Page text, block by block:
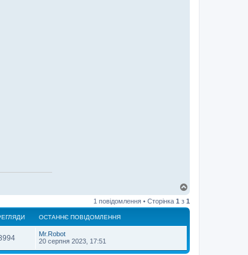
г
о
1 повідомлення • Сторінка 1 з 1
ОСТАННЄ ПОВІДОМЛЕННЯ
Mr.Robot
20 серпня 2023, 17:51